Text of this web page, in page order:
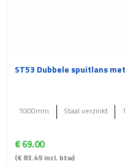
ST53 Dubbele spuitlans
€69.00
(€ 83.49incl. btw)
1000mm Staal verzinkt